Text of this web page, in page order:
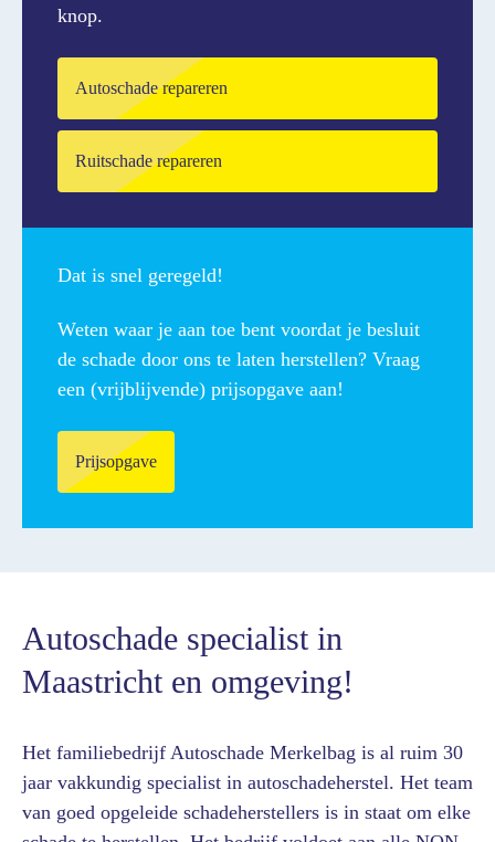
knop.
Autoschade repareren
Ruitschade repareren
Dat is snel geregeld!
Weten waar je aan toe bent voordat je besluit
de schade door ons te laten herstellen? Vraag
een (vrijblijvende) prijsopgave aan!
Prijsopgave
Autoschade specialist in
Maastricht en omgeving!
Het familiebedrijf Autoschade Merkelbag is al ruim 30
jaar vakkundig specialist in autoschadeherstel. Het team
van goed opgeleide schadeherstellers is in staat om elke